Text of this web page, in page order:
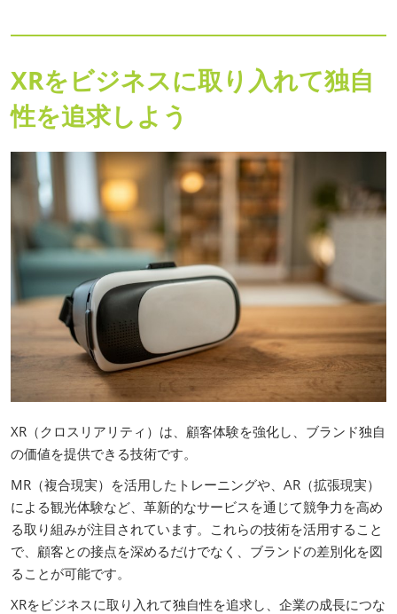
XRをビジネスに取り入れて独自
性を追求しよう
XR（クロスリアリティ）は、顧客体験を強化し、ブランド独自
の価値を提供できる技術です。
MR（複合現実）を活用したトレーニングや、AR（拡張現実）
による観光体験など、革新的なサービスを通じて競争力を高め
る取り組みが注目されています。これらの技術を活用すること
で、顧客との接点を深めるだけでなく、ブランドの差別化を図
ることが可能です。
XRをビジネスに取り入れて独自性を追求し、企業の成長につな